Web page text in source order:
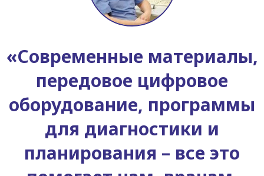
«Современные материалы,
передовое цифровое
оборудование, программы
для диагностики и
планирования – все это